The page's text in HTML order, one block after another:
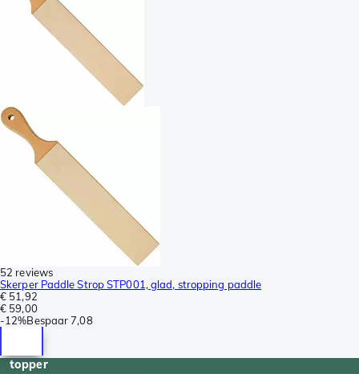
52 reviews
Skerper Paddle Strop STP001, glad, stropping paddle
€ 51,92
€ 59,00
-12%Bespaar 7,08
topper